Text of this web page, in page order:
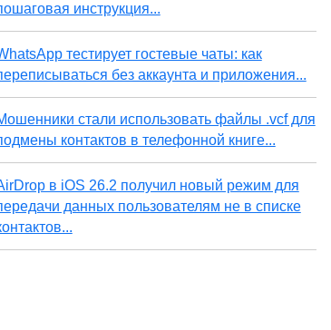
инструкция...
тестирует гостевые чаты: как
без аккаунта и приложения...
стали использовать файлы .vcf для
контактов в телефонной книге...
в iOS 26.2 получил новый режим для
данных пользователям не в списке